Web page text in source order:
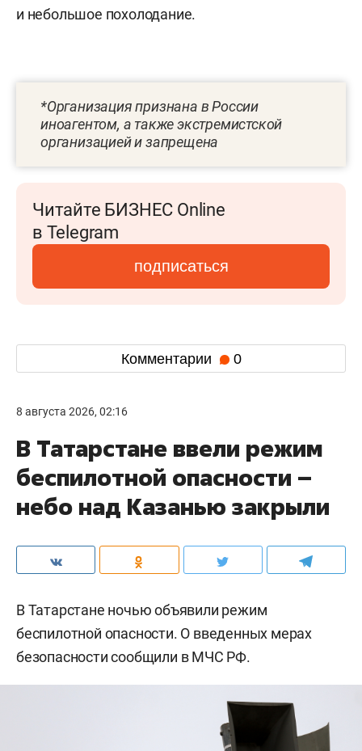
и небольшое похолодание.
*Организация признана в России
иноагентом, а также экстремистской
организацией и запрещена
Читайте БИЗНЕС Online
в Telegram
подписаться
Комментарии 0
8 августа 2026, 02:16
В Татарстане ввели режим
беспилотной опасности –
небо над Казанью закрыли
В Татарстане ночью объявили режим
беспилотной опасности. О введенных мерах
безопасности сообщили в МЧС РФ.